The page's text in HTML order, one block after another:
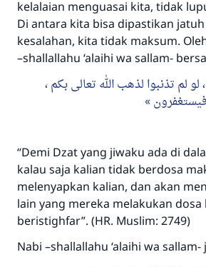
kelalaian menguasai kita, tidak
Di antara kita bisa dipastikan
kesalahan, kita tidak maksum.
–shallallahu ‘alaihi wa sallam-
لم تذنبوا لذهب الله تعالى بكم ،
“Demi Dzat yang jiwaku ada di
kalau saja kalian tidak berdosa
melenyapkan kalian, dan akan
lain yang mereka melakukan dosa
beristighfar”. (HR. Muslim: 2749)
Nabi –shallallahu ‘alaihi wa